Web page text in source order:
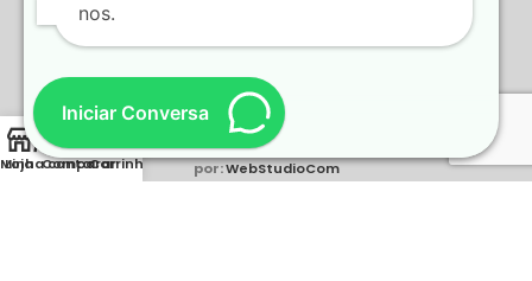
2022 Fator1 - Produtos para Laboratórios.
Desenvolvido
por:WebStudioCom
Loja
Minha conta
CompararCarrinho
nos.
Iniciar Conversa